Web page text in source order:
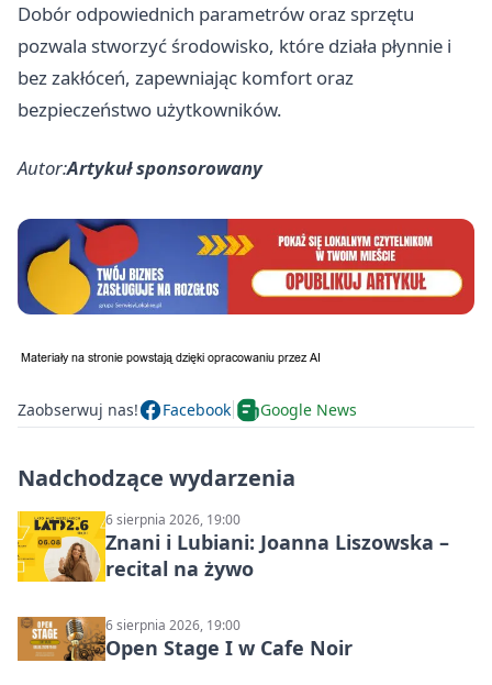
Dobór odpowiednich parametrów oraz sprzętu
pozwala stworzyć środowisko, które działa płynnie i
bez zakłóceń, zapewniając komfort oraz
bezpieczeństwo użytkowników.
Autor:Artykuł sponsorowany
Zaobserwuj nas! Facebook Google News
Nadchodzące wydarzenia
6 sierpnia 2026, 19:00
Znani i Lubiani: Joanna Liszowska –
recital na żywo
6 sierpnia 2026, 19:00
Open Stage I w Cafe Noir